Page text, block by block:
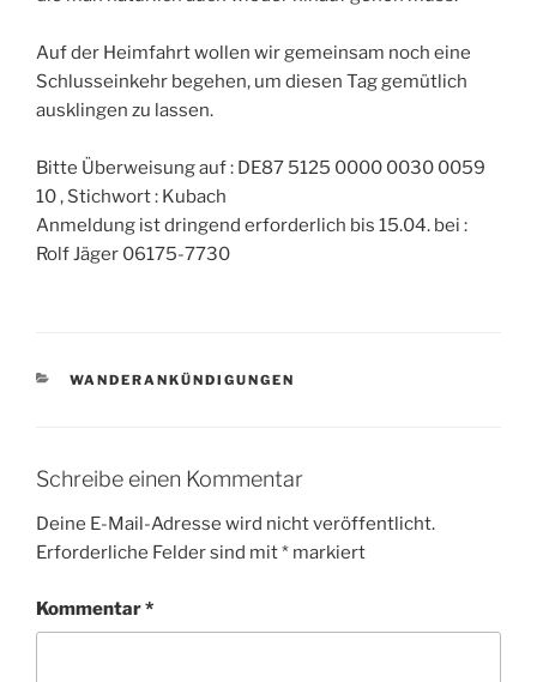
Auf der Heimfahrt wollen wir gemeinsam noch eine
Schlusseinkehr begehen, um diesen Tag gemütlich
ausklingen zu lassen.
Bitte Überweisung auf : DE87 5125 0000 0030 0059
10 , Stichwort : Kubach
Anmeldung ist dringend erforderlich bis 15.04. bei :
Rolf Jäger 06175-7730
KATEGORIEN
WANDERANKÜNDIGUNGEN
Schreibe einen Kommentar
Deine E-Mail-Adresse wird nicht veröffentlicht.
Erforderliche Felder sind mit* markiert
Kommentar*